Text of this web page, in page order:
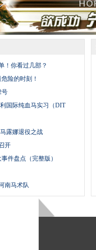
！你看过几部？
险的时刻！
号
国际纯血马实习（DIT
露娜退役之战
开
件盘点（完整版）
南马术队